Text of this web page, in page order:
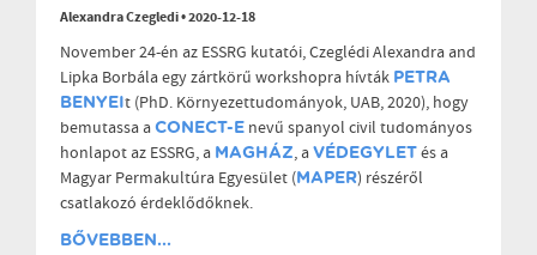
Alexandra Czegledi•2020-12-18
November 24-én az ESSRG kutatói, Czeglédi Alexandra and
Lipka Borbála egy zártkörű workshopra hívták PETRA
BENYEIt (PhD. Környezettudományok, UAB, 2020), hogy
bemutassa a CONECT-E nevű spanyol civil tudományos
honlapot az ESSRG, a MAGHÁZ, a VÉDEGYLET és a
Magyar Permakultúra Egyesület (MAPER) részéről
csatlakozó érdeklődőknek.
BŐVEBBEN...